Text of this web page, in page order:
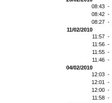
08:43 -
08:42 -
08:27 -
11/02/2010
11:57 -
11:56 -
11:55 -
11:46 -
04/02/2010
12:03 -
12:01 -
12:00 -
11:58 -